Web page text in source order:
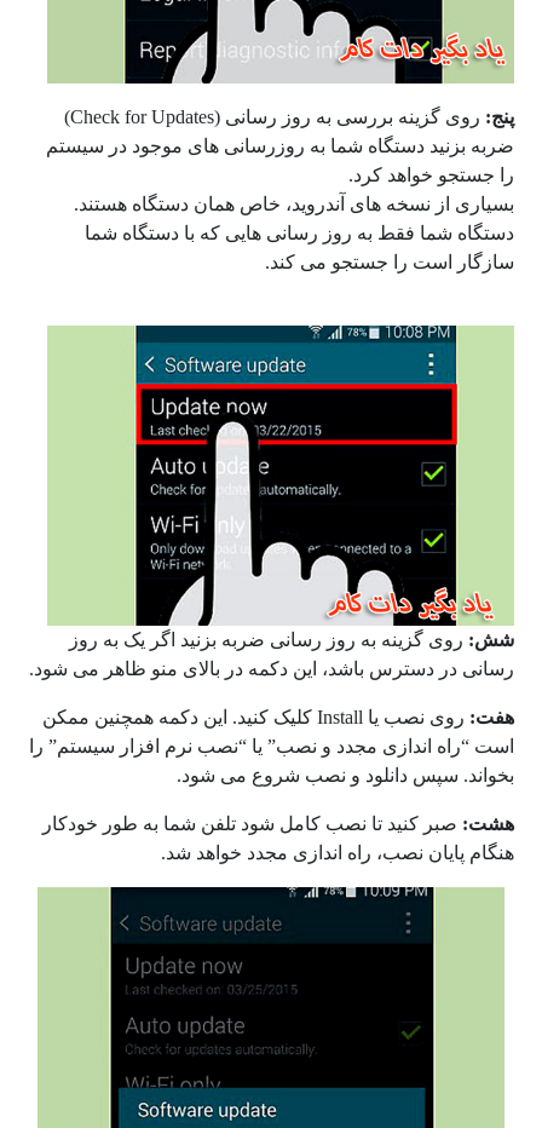
پنج:روی گزینه بررسی به روز رسانی ( Check for Updates
)
ضربه بزنید دستگاه شما به روزرسانی های موجود در سیستم
را جستجو خواهد کرد.
بسیاری از نسخه های آندروید، خاص همان دستگاه هستند.
دستگاه شما فقط به روز رسانی هایی که با دستگاه شما
سازگار است را جستجو می کند.
شش:روی گزینه به روز رسانی ضربه بزنید اگر یک به روز
رسانی در دسترس باشد، این دکمه در بالای منو ظاهر می شود.
هفت:روی نصب یاInstall کلیک کنید. این دکمه همچنین ممکن
است “راه اندازی مجدد و نصب” یا “نصب نرم افزار سیستم” را
بخواند. سپس دانلود و نصب شروع می شود.
هشت:صبر کنید تا نصب کامل شود تلفن شما به طور خودکار
هنگام پایان نصب، راه اندازی مجدد خواهد شد.